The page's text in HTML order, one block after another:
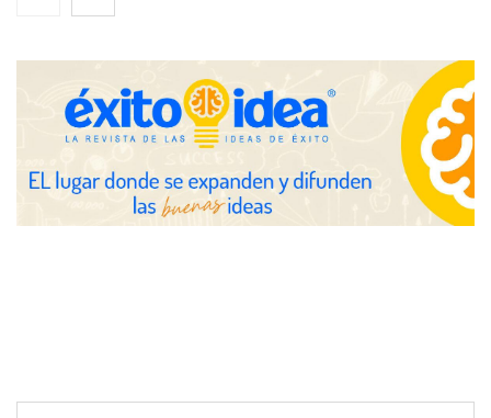
conectando lonjas con establecimientos